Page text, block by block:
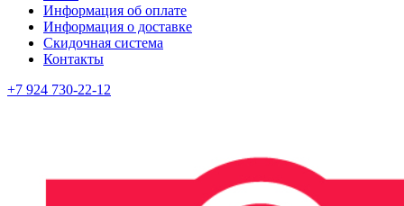
Информация об оплате
Информация о доставке
Скидочная система
Контакты
+7 924 730-22-12